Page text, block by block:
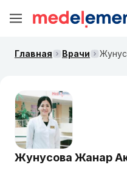
Главная Врачи
Жунусова Жанар